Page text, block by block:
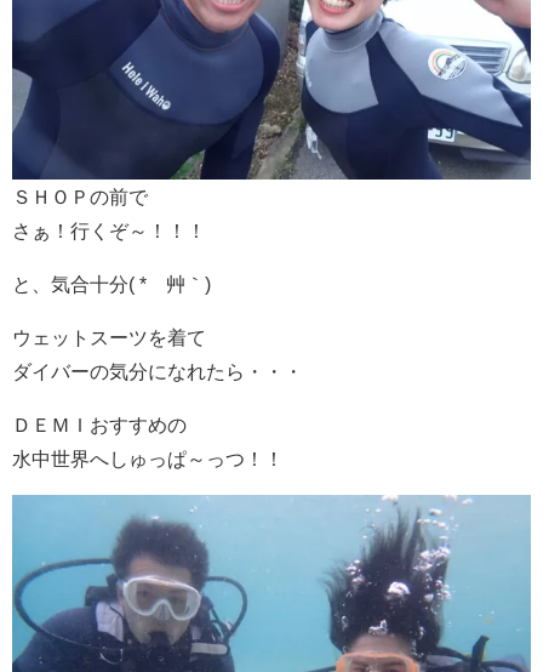
ＳＨＯＰの前で
さぁ！行くぞ～！！！
と、気合十分( *´艸｀)
ウェットスーツを着て
ダイバーの気分になれたら・・・
ＤＥＭＩおすすめの
水中世界へしゅっぱ～っつ！！